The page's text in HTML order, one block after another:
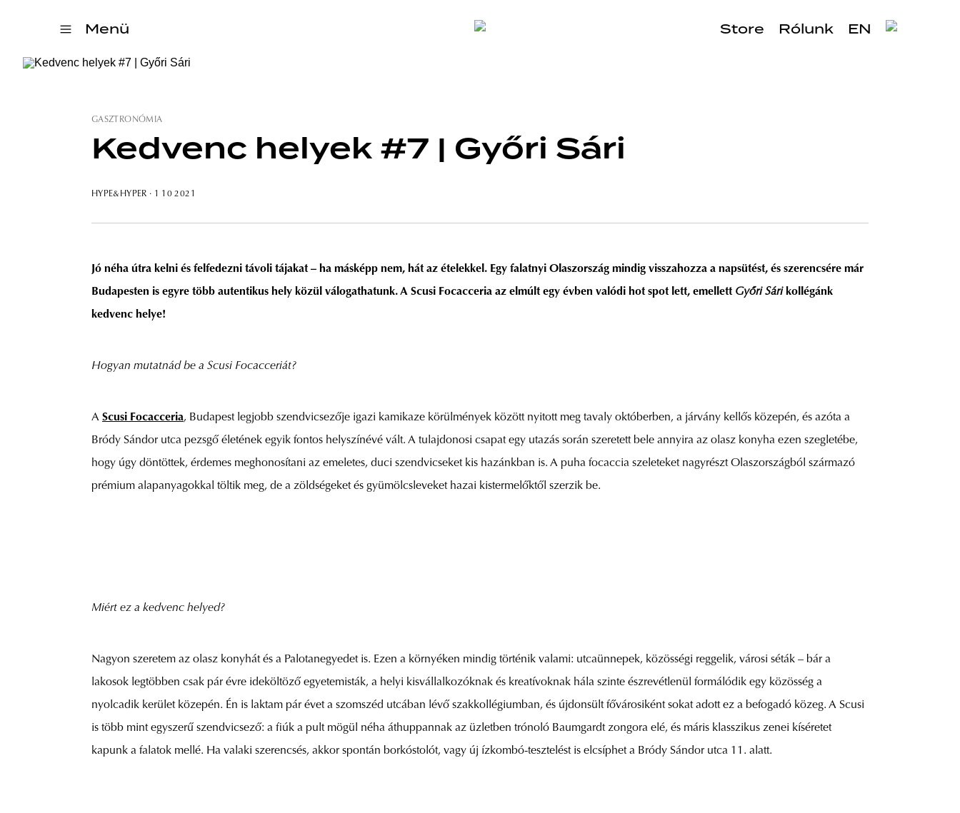
Menü Store Rólunk EN
GASZTRONÓMIA
Kedvenc helyek #7 | Győri Sári
HYPE&HYPER · 1 10 2021
Jó néha útra kelni és felfedezni távoli tájakat – ha másképp nem, hát az ételekkel. Egy falatnyi Olaszország mindig visszahozza a napsütést, és szerencsére már
Budapesten is egyre több autentikus hely közül válogathatunk. A Scusi Focacceria az elmúlt egy évben valódi hot spot lett, emellett Győri Sárikollégánk
kedvenc helye!
Hogyan mutatnád be a Scusi Focacceriát?
A Scusi Focacceria, Budapest legjobb szendvicsezője igazi kamikaze körülmények között nyitott meg tavaly októberben, a járvány kellős közepén, és azóta a
Bródy Sándor utca pezsgő életének egyik fontos helyszínévé vált. A tulajdonosi csapat egy utazás során szeretett bele annyira az olasz konyha ezen szegletébe,
hogy úgy döntöttek, érdemes meghonosítani az emeletes, duci szendvicseket kis hazánkban is. A puha focaccia szeleteket nagyrészt Olaszországból származó
prémium alapanyagokkal töltik meg, de a zöldségeket és gyümölcsleveket hazai kistermelőktől szerzik be.
Miért ez a kedvenc helyed?
Nagyon szeretem az olasz konyhát és a Palotanegyedet is. Ezen a környéken mindig történik valami: utcaünnepek, közösségi reggelik, városi séták – bár a
lakosok legtöbben csak pár évre ideköltöző egyetemisták, a helyi kisvállalkozóknak és kreatívoknak hála szinte észrevétlenül formálódik egy közösség a
nyolcadik kerület közepén. Én is laktam pár évet a szomszéd utcában lévő szakkollégiumban, és újdonsült fővárosiként sokat adott ez a befogadó közeg. A Scusi
is több mint egyszerű szendvicsező: a fiúk a pult mögül néha áthuppannak az üzletben trónoló Baumgardt zongora elé, és máris klasszikus zenei kíséretet
kapunk a falatok mellé. Ha valaki szerencsés, akkor spontán borkóstolót, vagy új ízkombó-tesztelést is elcsíphet a Bródy Sándor utca 11. alatt.